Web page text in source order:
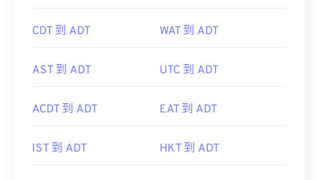
CDT 到 ADT WAT 到 ADT
AST 到 ADT UTC 到 ADT
ACDT 到 ADT EAT 到 ADT
IST 到 ADT HKT 到 ADT